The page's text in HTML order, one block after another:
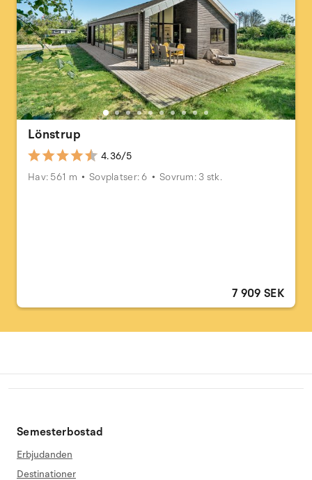
Lönstrup
4.36/5
Hav: 561 m
Sovplatser: 6 Sovrum: 3 stk.
7 909 SEK
Semesterbostad
Erbjudanden
Destinationer